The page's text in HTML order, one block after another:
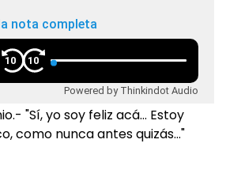
nota completa
10 10
Powered by Thinkindot Audio
"Sí, yo soy feliz acá… Estoy
como nunca antes quizás…"